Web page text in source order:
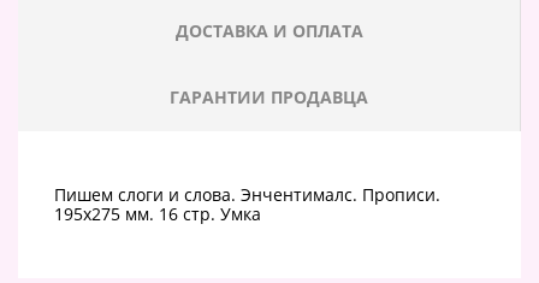
ДОСТАВКА И ОПЛАТА
ГАРАНТИИ ПРОДАВЦА
Пишем слоги и слова. Энчентималс. Прописи.
195х275 мм. 16 стр. Умка